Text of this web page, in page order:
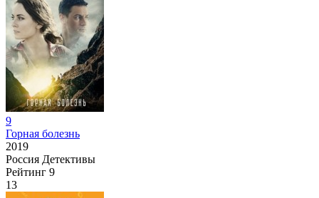
9
Горная болезнь
2019
Россия Детективы
Рейтинг 9
13